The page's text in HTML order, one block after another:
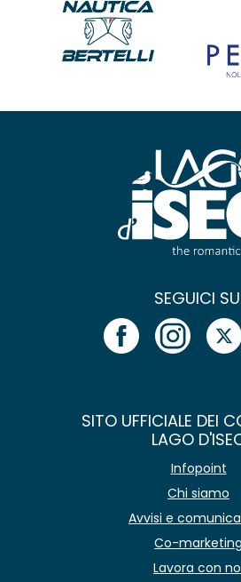
SEGUICI
SITO UFFICIALE DEI
LAGO
Infopoint
Chi siamo
Avvisi e
Co-marketing
Lavora con